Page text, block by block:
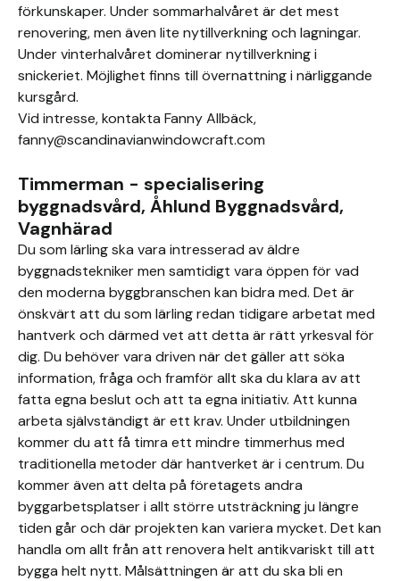
förkunskaper. Under sommarhalvåret är det mest
renovering, men även lite nytillverkning och lagningar.
Under vinterhalvåret dominerar nytillverkning i
snickeriet. Möjlighet finns till övernattning i närliggande
kursgård.
Vid intresse, kontakta Fanny Allbäck,
fanny@scandinavianwindowcraft.com
Timmerman - specialisering
byggnadsvård, Åhlund Byggnadsvård,
Vagnhärad
Du som lärling ska vara intresserad av äldre
byggnadstekniker men samtidigt vara öppen för vad
den moderna byggbranschen kan bidra med. Det är
önskvärt att du som lärling redan tidigare arbetat med
hantverk och därmed vet att detta är rätt yrkesval för
dig. Du behöver vara driven när det gäller att söka
information, fråga och framför allt ska du klara av att
fatta egna beslut och att ta egna initiativ. Att kunna
arbeta självständigt är ett krav. Under utbildningen
kommer du att få timra ett mindre timmerhus med
traditionella metoder där hantverket är i centrum. Du
kommer även att delta på företagets andra
byggarbetsplatser i allt större utsträckning ju längre
tiden går och där projekten kan variera mycket. Det kan
handla om allt från att renovera helt antikvariskt till att
bygga helt nytt. Målsättningen är att du ska bli en